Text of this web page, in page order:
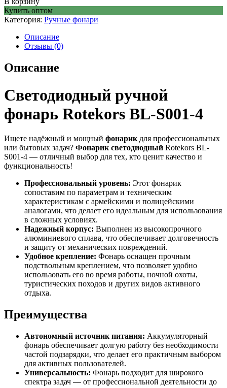
Купить оптом
Категория: Ручные фонари
Описание
Отзывы (0)
Описание
Светодиодный ручной
фонарь Rotekors BL-S001-4
Ищете надёжный и мощный фонарик для профессиональных
или бытовых задач? Фонарик светодиодный Rotekors BL-
S001-4 — отличный выбор для тех, кто ценит качество и
функциональность!
Профессиональный уровень: Этот фонарик
сопоставим по параметрам и техническим
характеристикам с армейскими и полицейскими
аналогами, что делает его идеальным для использования
в сложных условиях.
Надежный корпус: Выполнен из высокопрочного
алюминиевого сплава, что обеспечивает долговечность
и защиту от механических повреждений.
Удобное крепление: Фонарь оснащен прочным
подствольным креплением, что позволяет удобно
использовать его во время работы, ночной охоты,
туристических походов и других видов активного
отдыха.
Преимущества
Автономный источник питания: Аккумуляторный
фонарь обеспечивает долгую работу без необходимости
частой подзарядки, что делает его практичным выбором
для активных пользователей.
Универсальность: Фонарь подходит для широкого
спектра задач — от профессиональной деятельности до